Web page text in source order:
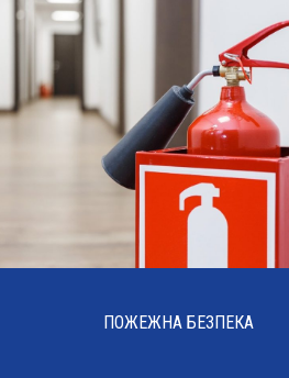
ПОЖЕЖНА БЕЗПЕКА